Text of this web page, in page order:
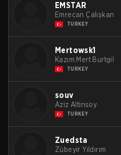
EMSTAR
Emrecan Çalışkan
TURKEY
Mertowsk1
Kazım Mert Burtgil
TURKEY
souv
Aziz Altinsoy
TURKEY
Zuedsta
Zübeyir Yıldırım